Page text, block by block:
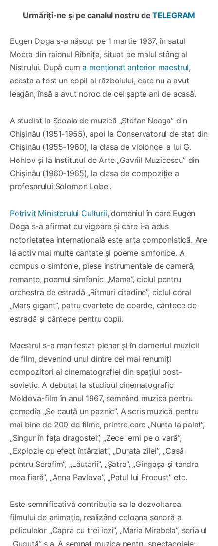
Urmăriți-ne și pe canalul nostru deTELEGRAM
Eugen Doga s-a născut pe 1 martie 1937, în satul
Mocra din raionul Rîbnița, situat pe malul stâng al
Nistrului. După cuma menționat anterior maestrul,
acesta a fost un copil al războiului, care nu a avut
leagăn, însă a avut noroc de cei șapte ani de acasă.
A studiat la Școala de muzică „Ștefan Neaga” din
Chișinău (1951-1955), apoi la Conservatorul de stat din
Chișinău (1955-1960), la clasa de violoncel a lui G.
Hohlov și la Institutul de Arte „Gavriil Muzicescu” din
Chișinău (1960-1965), la clasa de compoziție a
profesorului Solomon Lobel.
Potrivit Ministerului Culturii,domeniul în care Eugen
Doga s-a afirmat cu vigoare și care i-a adus
notorietatea internațională este arta componistică. Are
la activ mai multe cantate și poeme simfonice. A
compus o simfonie, piese instrumentale de cameră,
romanțe, poemul simfonic „Mama”, ciclul pentru
orchestra de estradă „Ritmuri citadine”, ciclul coral
„Marș gigant”, patru cvartete de coarde, cântece de
estradă și cântece pentru copii.
Maestrul s-a manifestat plenar și în domeniul muzicii
de film, devenind unul dintre cei mai renumiți
compozitori ai cinematografiei din spațiul post-
sovietic. A debutat la studioul cinematografic
Moldova-film în anul 1967, semnând muzica pentru
comedia „Se caută un paznic”. A scris muzică pentru
mai bine de 200 de filme, printre care „Nunta la palat”,
„Singur în fața dragostei”, „Zece ierni pe o vară”,
„Explozie cu efect întârziat”, „Durata zilei”, „Casă
pentru Serafim”, „Lăutarii”, „Șatra”, „Gingașa și tandra
mea fiară”, „Anna Pavlova”, „Patul lui Procust” etc.
Este semnificativă contribuția sa la dezvoltarea
filmului de animație, realizând coloana sonoră a
peliculelor „Capra cu trei iezi”, „Maria Mirabela”, serialul
„Guguță” ș.a. A semnat muzica pentru spectacolele: